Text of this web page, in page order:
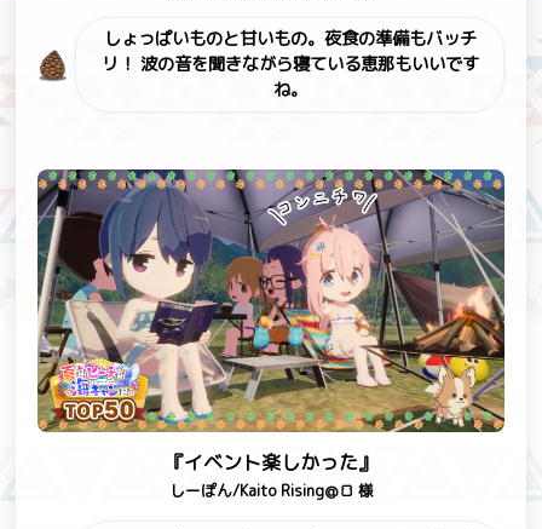
しょっぱいものと甘いもの。夜食の準備もバッチ
リ！ 波の音を聞きながら寝ている恵那もいいです
ね。
『イベント楽しかった』
しーぽん/Kaito Rising@🍞 様